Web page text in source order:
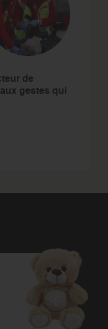
de
gestes qui